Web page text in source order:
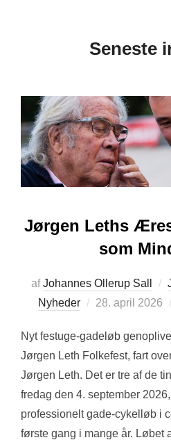
Seneste
Jørgen Leths
som
afJohannes Ollerup Sall
Nyheder
Udgivet
28. april 2026
Nyt festuge-gadeløb
Jørgen Leth Folkefest, fart
Jørgen Leth. Det er tre af de
fredag den 4. september
professionelt gade-cykelløb i
første gang i mange år. Løbet